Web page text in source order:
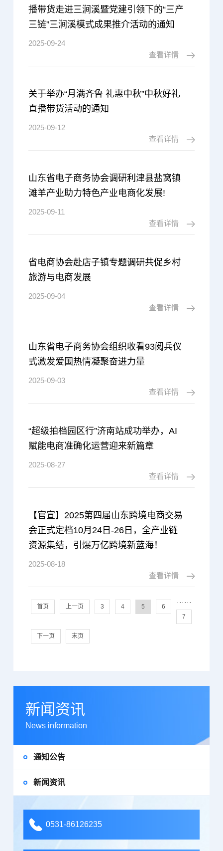
播带货走进三涧溪暨党建引领下的“三产
三链”三涧溪模式成果推介活动的通知
2025-09-24
查看详情
关于举办“月满齐鲁 礼惠中秋”中秋好礼
直播带货活动的通知
2025-09-12
查看详情
山东省电子商务协会调研利津县盐窝镇
滩羊产业助力特色产业电商化发展!
2025-09-11
查看详情
省电商协会赴店子镇专题调研共促乡村
旅游与电商发展
2025-09-04
查看详情
山东省电子商务协会组织收看93阅兵仪
式激发爱国热情凝聚奋进力量
2025-09-03
查看详情
“超级拍档园区行”济南站成功举办，AI
赋能电商准确化运营迎来新篇章
2025-08-27
查看详情
【官宣】2025第四届山东跨境电商交易
会正式定档10月24日-26日，全产业链
资源集结，引爆万亿跨境新蓝海！
2025-08-18
查看详情
首页 上一页
···
3 4 5
6
7
···
下一页 末页
新闻资讯
News information
通知公告
新闻资讯
0531-86126235